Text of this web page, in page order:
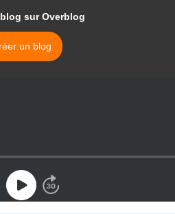
sur Overblog
un blog